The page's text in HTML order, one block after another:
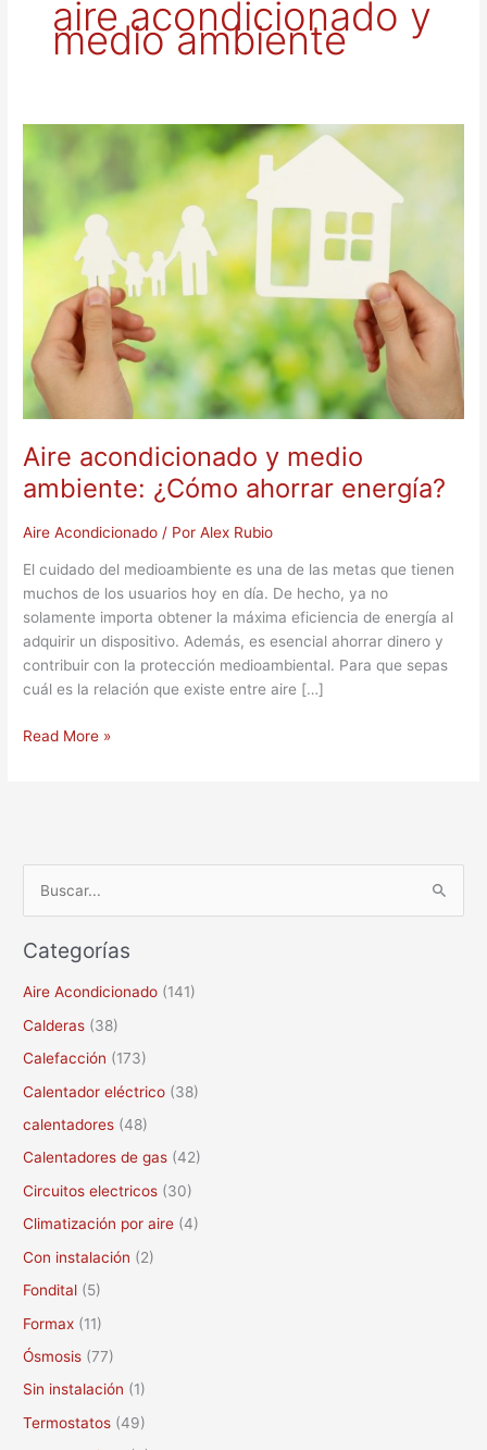
aire acondicionado y
medio ambiente
Aire acondicionado y medio
ambiente: ¿Cómo ahorrar energía?
Aire Acondicionado / PorAlex Rubio
El cuidado del medioambiente es una de las metas que tienen
muchos de los usuarios hoy en día. De hecho, ya no
solamente importa obtener la máxima eficiencia de energía al
adquirir un dispositivo. Además, es esencial ahorrar dinero y
contribuir con la protección medioambiental. Para que sepas
cuál es la relación que existe entre aire […]
acondicionado
y
ambiente:
¿Cómo
energía?
Read More »
s
c
o
r
:
Categorías
Aire Acondicionado (141)
Calderas (38)
Calefacción (173)
Calentador eléctrico (38)
calentadores (48)
Calentadores de gas (42)
Circuitos electricos (30)
Climatización por aire (4)
Con instalación (2)
Fondital (5)
Formax (11)
Ósmosis (77)
Sin instalación (1)
Termostatos (49)